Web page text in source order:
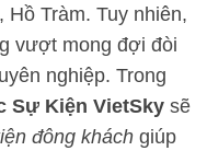
Hồ Tràm. Tuy nhiên,
vượt mong đợi đòi
nghiệp. Trong
Sự Kiện VietSky sẽ
đông khách giúp